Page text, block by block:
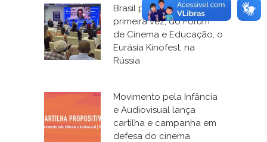
Brasil participa, pela
primeira vez, do Fórum
de Cinema e Educação, o
Eurásia Kinofest, na
Rússia
Movimento pela Infância
e Audiovisual lança
cartilha e campanha em
defesa do cinema